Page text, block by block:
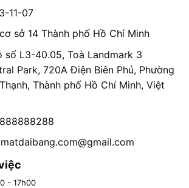
11-07
sở 14 Thành phố Hồ Chí Minh
số L3-40.05, Toà Landmark 3
Park, 720A Điện Biên Phủ, Phường
Thành phố Hồ Chí Minh, Việt
- 17h00